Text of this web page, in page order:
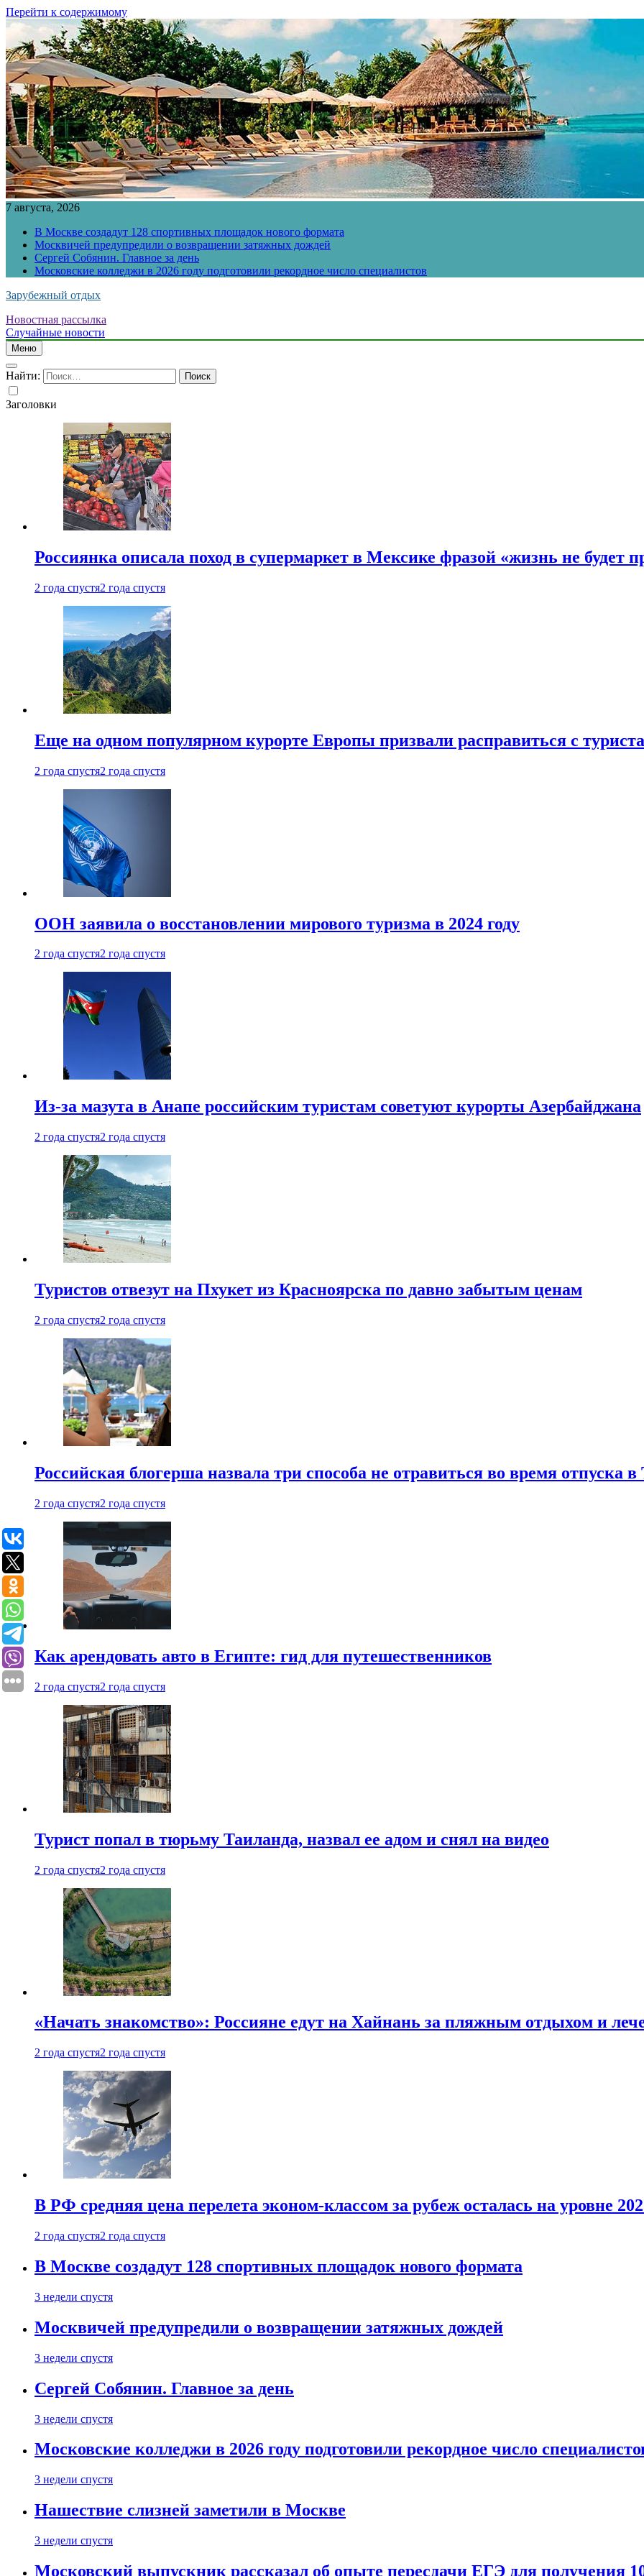
Перейти к содержимому
7 августа, 2026
В Москве создадут 128 спортивных площадок нового формата
Москвичей предупредили о возвращении затяжных дождей
Сергей Собянин. Главное за день
Московские колледжи в 2026 году подготовили рекордное число специалистов
Зарубежный отдых
Новостная рассылка
Случайные новости
Меню
Найти:
Заголовки
Россиянка описала поход в супермаркет в Мексике фразой «жизнь не будет
2 года спустя2 года спустя
Еще на одном популярном курорте Европы призвали расправиться с
2 года спустя2 года спустя
ООН заявила о восстановлении мирового туризма в 2024 году
2 года спустя2 года спустя
Из-за мазута в Анапе российским туристам советуют курорты Азербайджана
2 года спустя2 года спустя
Туристов отвезут на Пхукет из Красноярска по давно забытым ценам
2 года спустя2 года спустя
Российская блогерша назвала три способа не отравиться во время отпуска в
2 года спустя2 года спустя
Как арендовать авто в Египте: гид для путешественников
2 года спустя2 года спустя
Турист попал в тюрьму Таиланда, назвал ее адом и снял на видео
2 года спустя2 года спустя
«Начать знакомство»: Россияне едут на Хайнань за пляжным отдыхом и
2 года спустя2 года спустя
В РФ средняя цена перелета эконом-классом за рубеж осталась на уровне
2 года спустя2 года спустя
В Москве создадут 128 спортивных площадок нового формата
3 недели спустя
Москвичей предупредили о возвращении затяжных дождей
3 недели спустя
Сергей Собянин. Главное за день
3 недели спустя
Московские колледжи в 2026 году подготовили рекордное число
3 недели спустя
Нашествие слизней заметили в Москве
3 недели спустя
Московский выпускник рассказал об опыте пересдачи ЕГЭ для получения